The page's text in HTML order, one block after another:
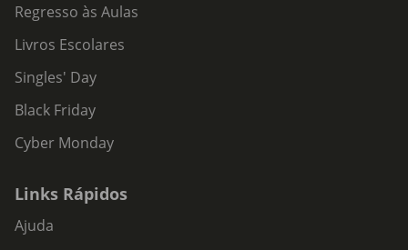
Regresso às Aulas
Livros Escolares
Singles' Day
Black Friday
Cyber Monday
Links Rápidos
Ajuda